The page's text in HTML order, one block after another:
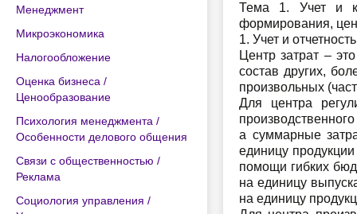
Менеджмент
Микроэкономика
Налогообложение
Оценка бизнеса /
Ценообразование
Психология менеджмента /
Особенности делового общения
Связи с общественностью /
Реклама
Социология управления /
Тема 1. Учет и
формирования,
1. Учет и
Центр затрат –
состав других,
произвольных
Для центра
а суммарные
единицу
помощи гибких
на единицу
на единицу